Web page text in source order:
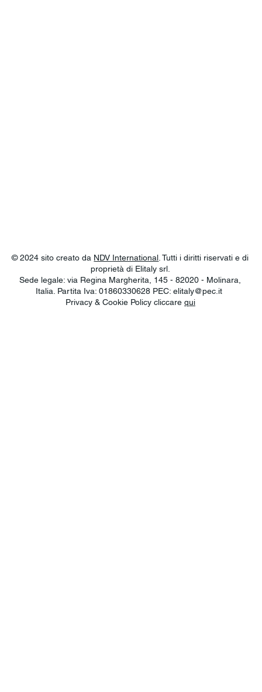
© 2024 sito creato da NDV International . Tutti i diritti riservati e di
proprietà di Elitaly srl.
Sede legale: via Regina Margherita, 145 - 82020 - Molinara,
Italia. Partita Iva: 01860330628 PEC:elitaly@pec.it
Privacy & Cookie Policy cliccare qui